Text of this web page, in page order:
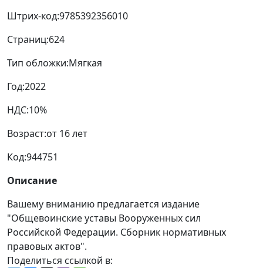
Штрих-код:9785392356010
Страниц:624
Тип обложки:Мягкая
Год:2022
НДС:10%
Возраст:от 16 лет
Код:944751
Описание
Вашему вниманию предлагается издание
"Общевоинские уставы Вооруженных сил
Российской Федерации. Сборник нормативных
правовых актов".
Поделиться ссылкой в: